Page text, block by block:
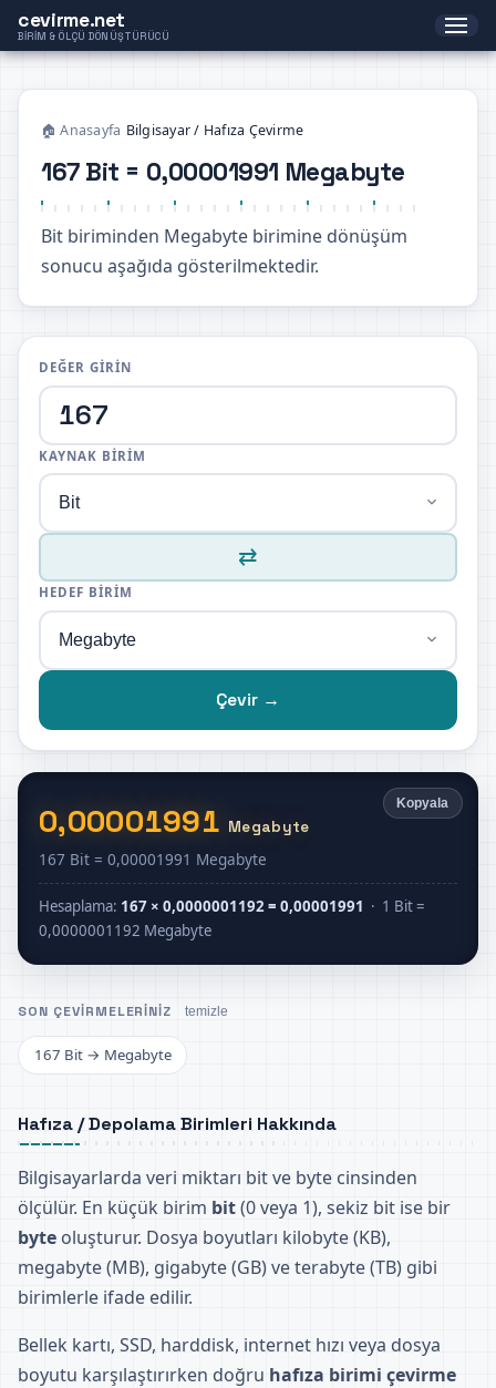
cevirme.net
BIRIM & ÖLÇÜ DÖNÜŞTÜRÜCÜ
🏠 Anasayfa Bilgisayar / Hafıza Çevirme
167 Bit = 0,00001991 Megabyte
Bit biriminden Megabyte birimine dönüşüm
sonucu aşağıda gösterilmektedir.
DEĞER GIRIN
KAYNAK BIRIM
⇄
HEDEF BIRIM
Çevir →
Kopyala
0,00001991 Megabyte
167 Bit = 0,00001991 Megabyte
Hesaplama: 167 × 0,0000001192 = 0,00001991 · 1 Bit =
0,0000001192 Megabyte
SON ÇEVIRMELERINIZ temizle
167 Bit → Megabyte
Hafıza / Depolama Birimleri Hakkında
Bilgisayarlarda veri miktarı bit ve byte cinsinden
ölçülür. En küçük birim bit(0 veya 1), sekiz bit ise bir
byte oluşturur. Dosya boyutları kilobyte (KB),
megabyte (MB), gigabyte (GB) ve terabyte (TB) gibi
birimlerle ifade edilir.
Bellek kartı, SSD, harddisk, internet hızı veya dosya
boyutu karşılaştırırken doğru hafıza birimi çevirme